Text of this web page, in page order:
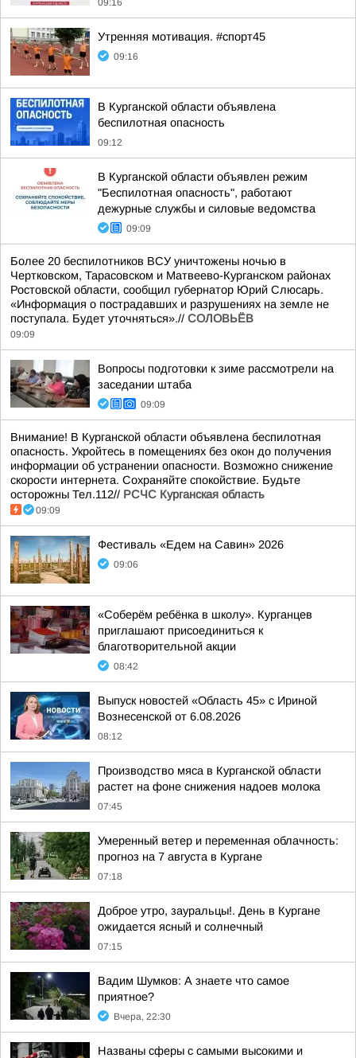
09:16
Утренняя мотивация. #спорт45
09:16
В Курганской области объявлена
беспилотная опасность
09:12
В Курганской области объявлен режим
"Беспилотная опасность", работают
дежурные службы и силовые ведомства
09:09
Более 20 беспилотников ВСУ уничтожены ночью в
Чертковском, Тарасовском и Матвеево-Курганском районах
Ростовской области, сообщил губернатор Юрий Слюсарь.
«Информация о пострадавших и разрушениях на земле не
поступала. Будет уточняться».// СОЛОВЬЁВ
09:09
Вопросы подготовки к зиме рассмотрели на
заседании штаба
09:09
Внимание! В Курганской области объявлена беспилотная
опасность. Укройтесь в помещениях без окон до получения
информации об устранении опасности. Возможно снижение
скорости интернета. Сохраняйте спокойствие. Будьте
осторожны Тел.112// РСЧС Курганская область
09:09
Фестиваль «Едем на Савин» 2026
09:06
«Соберём ребёнка в школу». Курганцев
приглашают присоединиться к
благотворительной акции
08:42
Выпуск новостей «Область 45» с Ириной
Вознесенской от 6.08.2026
08:12
Производство мяса в Курганской области
растет на фоне снижения надоев молока
07:45
Умеренный ветер и переменная облачность:
прогноз на 7 августа в Кургане
07:18
Доброе утро, зауральцы!. День в Кургане
ожидается ясный и солнечный
07:15
Вадим Шумков: А знаете что самое
приятное?
Вчера, 22:30
Названы сферы с самыми высокими и